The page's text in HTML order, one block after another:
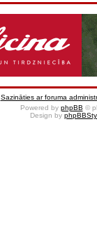
Sazināties ar foruma
Powered by phpBB ©
Design by